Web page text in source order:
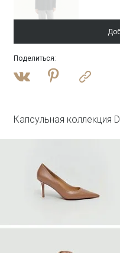
Платье-
ML838/lut
Поделиться:
Капсульная коллекция